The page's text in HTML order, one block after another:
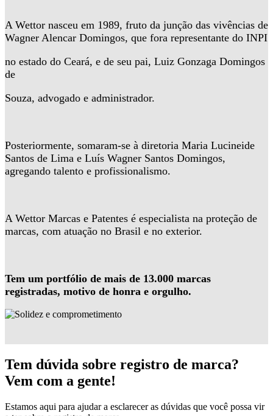
A Wettor nasceu em 1989, fruto da junção das vivências de
Wagner Alencar Domingos, que fora representante do INPI
no estado do Ceará, e de seu pai, Luiz Gonzaga Domingos
de
Souza, advogado e administrador.
Posteriormente, somaram-se à diretoria Maria Lucineide
Santos de Lima e Luís Wagner Santos Domingos,
agregando talento e profissionalismo.
A Wettor Marcas e Patentes é especialista na proteção de
marcas, com atuação no Brasil e no exterior.
Tem um portfólio de mais de 13.000 marcas
registradas, motivo de honra e orgulho.
Tem dúvida sobre registro de marca?
Vem com a gente!
Estamos aqui para ajudar a esclarecer as dúvidas que você possa vir